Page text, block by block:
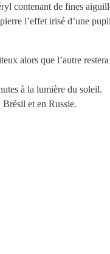
contenant de fines
l’effet irisé d’une
alors que l’autre
à la lumière du soleil.
et en Russie.